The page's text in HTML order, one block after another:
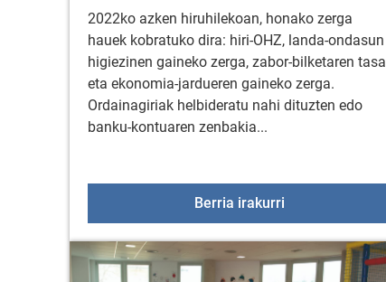
2022ko azken hiruhilekoan, honako zerga
hauek kobratuko dira: hiri-OHZ, landa-ondasun
higiezinen gaineko zerga, zabor-bilketaren tasa
eta ekonomia-jardueren gaineko zerga.
Ordainagiriak helbideratu nahi dituzten edo
banku-kontuaren zenbakia...
Berria irakurri